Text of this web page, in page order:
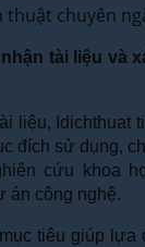
thuật chuyên
tài liệu và
liệu, Idichthuat
đích sử dụng,
cứu khoa
án công nghệ.
tiêu giúp lựa